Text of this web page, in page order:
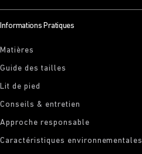
Informations Pratiques
Matières
Guide des tailles
Lit de pied
Conseils & entretien
Approche responsable
Caractéristiques environnementales